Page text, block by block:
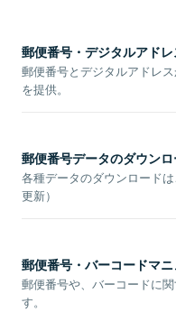
郵便番号・デジタルアド
郵便番号とデジタルアドレ
を提供。
郵便番号データのダウンロ
各種データのダウンロード
更新）
郵便番号・バーコードマ
郵便番号や、バーコードに
す。